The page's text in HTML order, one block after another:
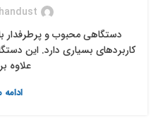
دستگاهی محبوب و پرطرفدار
کاربردهای بسیاری دارد. این
علاوه